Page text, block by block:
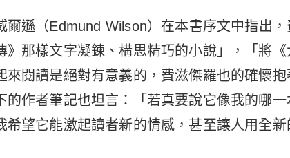
爾遜（Edmund Wilson）在本書序文中指出
》那樣文字凝鍊、構思精巧的小說」，「將
來閱讀是絕對有意義的，費滋傑羅也的確懷抱
的作者筆記也坦言：「若真要說它像我的哪
希望它能激起讀者新的情感，甚至讓人用全